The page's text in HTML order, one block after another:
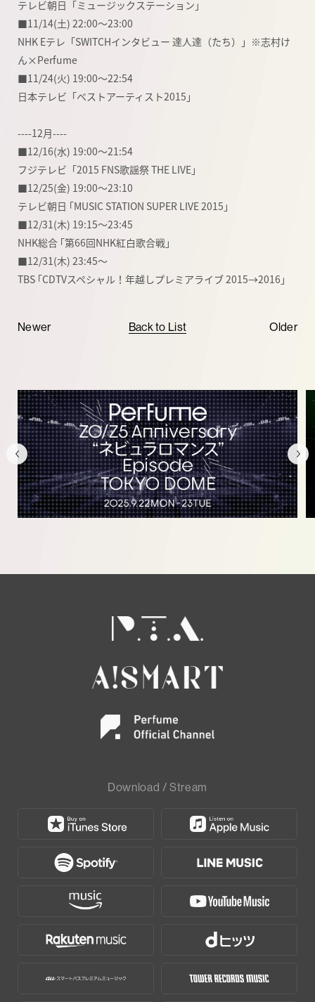
テレビ朝日「ミュージックステーション」
■11/14(土) 22:00～23:00
NHK Eテレ「SWITCHインタビュー 達人達（たち）」※志村け
ん×Perfume
■11/24(火) 19:00～22:54
日本テレビ「ベストアーティスト2015」
----12月----
■12/16(水) 19:00～21:54
フジテレビ「2015 FNS歌謡祭 THE LIVE」
■12/25(金) 19:00～23:10
テレビ朝日 ｢MUSIC STATION SUPER LIVE 2015｣
■12/31(木) 19:15～23:45
NHK総合 ｢第66回NHK紅白歌合戦｣
■12/31(木) 23:45～
TBS ｢CDTVスペシャル！年越しプレミアライブ 2015→2016｣
Newer Back to List Older
Download / Stream